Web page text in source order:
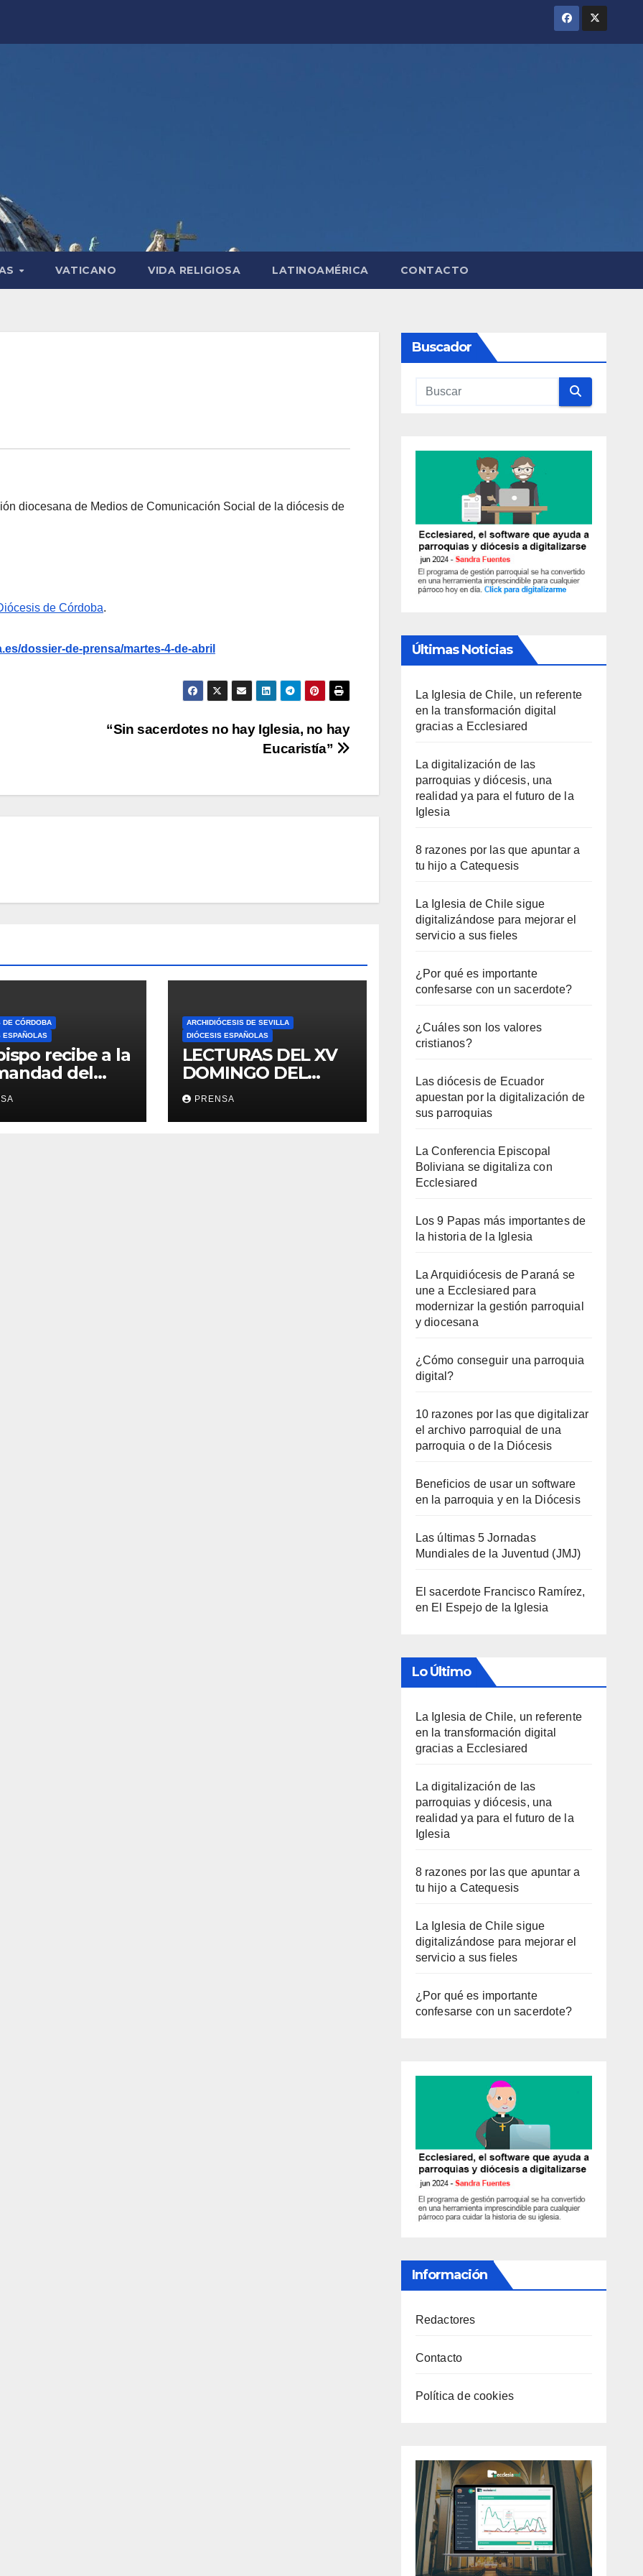
VATICANO VIDA RELIGIOSA LATINOAMÉRICA CONTACTO
diocesana de Medios de Comunicación Social de la diócesis de
de Córdoba.
dossier-de-prensa/martes-4-de-abril
“Sin sacerdotes no hay Iglesia, no hay
Eucaristía”
DE CÓRDOBA
ESPAÑOLAS
recibe a la
del
ARCHIDIÓCESIS DE SEVILLA
DIÓCESIS ESPAÑOLAS
LECTURAS DEL XV
DOMINGO DEL
TIEMPO
ORDINARIO (A)
PRENSA
Buscador
Últimas Noticias
La Iglesia de Chile, un referente
en la transformación digital
gracias a Ecclesiared
La digitalización de las
parroquias y diócesis, una
realidad ya para el futuro de la
Iglesia
8 razones por las que apuntar a
tu hijo a Catequesis
La Iglesia de Chile sigue
digitalizándose para mejorar el
servicio a sus fieles
¿Por qué es importante
confesarse con un sacerdote?
¿Cuáles son los valores
cristianos?
Las diócesis de Ecuador
apuestan por la digitalización de
sus parroquias
La Conferencia Episcopal
Boliviana se digitaliza con
Ecclesiared
Los 9 Papas más importantes de
la historia de la Iglesia
La Arquidiócesis de Paraná se
une a Ecclesiared para
modernizar la gestión parroquial
y diocesana
¿Cómo conseguir una parroquia
digital?
10 razones por las que digitalizar
el archivo parroquial de una
parroquia o de la Diócesis
Beneficios de usar un software
en la parroquia y en la Diócesis
Las últimas 5 Jornadas
Mundiales de la Juventud (JMJ)
El sacerdote Francisco Ramírez,
en El Espejo de la Iglesia
Lo Último
La Iglesia de Chile, un referente
en la transformación digital
gracias a Ecclesiared
La digitalización de las
parroquias y diócesis, una
realidad ya para el futuro de la
Iglesia
8 razones por las que apuntar a
tu hijo a Catequesis
La Iglesia de Chile sigue
digitalizándose para mejorar el
servicio a sus fieles
¿Por qué es importante
confesarse con un sacerdote?
Información
Redactores
Contacto
Política de cookies